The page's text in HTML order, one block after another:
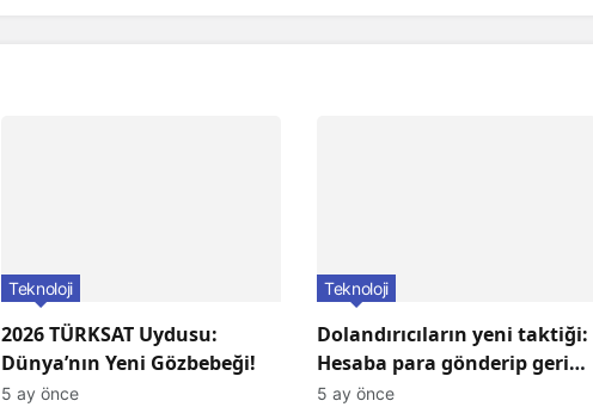
2026 TÜRKSAT Uydusu:
Dünya’nın Yeni Gözbebeği!
Teknoloji
5 ay önce
Dolandırıcıların yeni taktiği:
Hesaba para gönderip geri
istiyorlar! Dikkat Edin!
Teknoloji
5 ay önce